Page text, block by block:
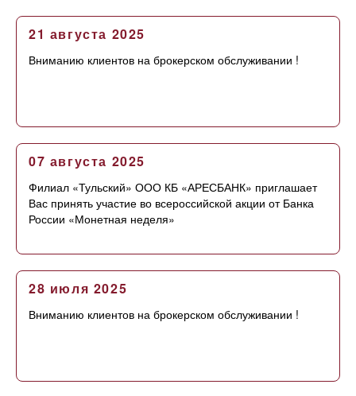
21 августа 2025
Вниманию клиентов на брокерском обслуживании !
07 августа 2025
Филиал «Тульский» ООО КБ «АРЕСБАНК» приглашает
Вас принять участие во всероссийской акции от Банка
России «Монетная неделя»
28 июля 2025
Вниманию клиентов на брокерском обслуживании !